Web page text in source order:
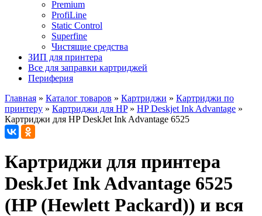
Premium
ProfiLine
Static Control
Superfine
Чистящие средства
ЗИП для принтера
Все для заправки картриджей
Периферия
Главная » Каталог товаров » Картриджи » Картриджи по
принтеру » Картриджи для HP» HP Deskjet Ink Advantage »
Картриджи для HP DeskJet Ink Advantage 6525
Картриджи для принтера
DeskJet Ink Advantage 6525
(HP (Hewlett Packard)) и вся